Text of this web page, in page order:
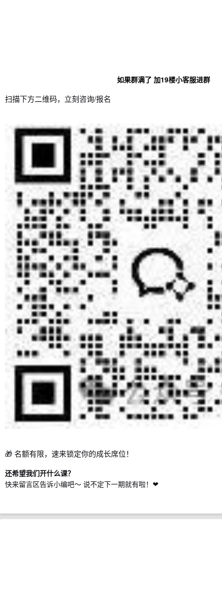
如果群满了 加19楼小客服进群
扫描下方二维码，立刻咨询/报名
🎁 名额有限，速来锁定你的成长席位！
还希望我们开什么课？
快来留言区告诉小编吧～ 说不定下一期就有啦！❤️